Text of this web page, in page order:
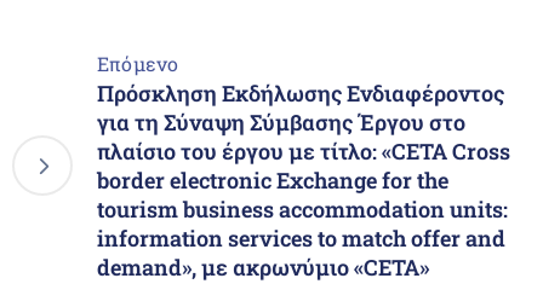
Επόμενο
Πρόσκληση Εκδήλωσης Ενδιαφέροντος
για τη Σύναψη Σύμβασης Έργου στο
πλαίσιο του έργου µε τίτλο: «CETA Cross
border electronic Exchange for the
tourism business accommodation units:
information services to match offer and
demand», με ακρωνύμιο «CETA»